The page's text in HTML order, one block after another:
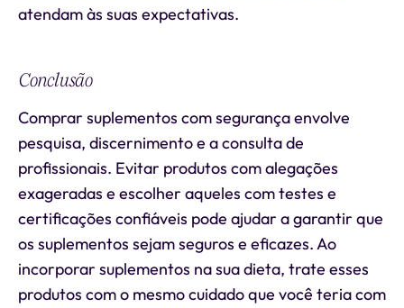
atendam às suas expectativas.
Conclusão
Comprar suplementos com segurança envolve
pesquisa, discernimento e a consulta de
profissionais. Evitar produtos com alegações
exageradas e escolher aqueles com testes e
certificações confiáveis pode ajudar a garantir que
os suplementos sejam seguros e eficazes. Ao
incorporar suplementos na sua dieta, trate esses
produtos com o mesmo cuidado que você teria com